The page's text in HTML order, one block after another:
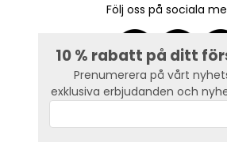
10 % rabatt på ditt
Prenumerera på vårt
exklusiva erbjudanden och
Följ oss på sociala